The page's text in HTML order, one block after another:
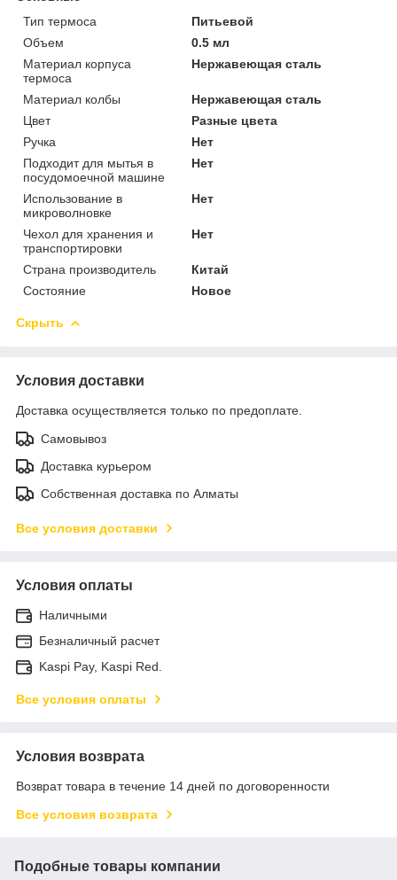
Тип термоса
Питьевой
Объем
0.5 мл
Материал корпуса
термоса
Нержавеющая сталь
Материал колбы
Нержавеющая сталь
Цвет
Разные цвета
Ручка
Нет
Подходит для мытья в
посудомоечной машине
Нет
Использование в
микроволновке
Нет
Чехол для хранения и
транспортировки
Нет
Страна производитель
Китай
Состояние
Новое
Скрыть
Условия доставки
Доставка осуществляется только по предоплате.
Самовывоз
Доставка курьером
Собственная доставка по Алматы
Все условия доставки
Условия оплаты
Наличными
Безналичный расчет
Kaspi Pay, Kaspi Red.
Все условия оплаты
Условия возврата
Возврат товара в течение 14 дней по договоренности
Все условия возврата
Подобные товары компании